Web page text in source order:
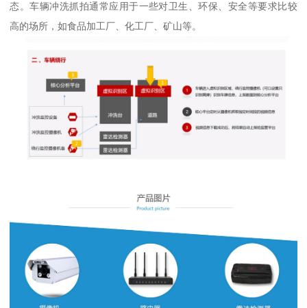
态。车辆冲洗抓拍通常应用于一些对卫生、环保、安全等要求比较
高的场所，如食品加工厂、化工厂、矿山等。